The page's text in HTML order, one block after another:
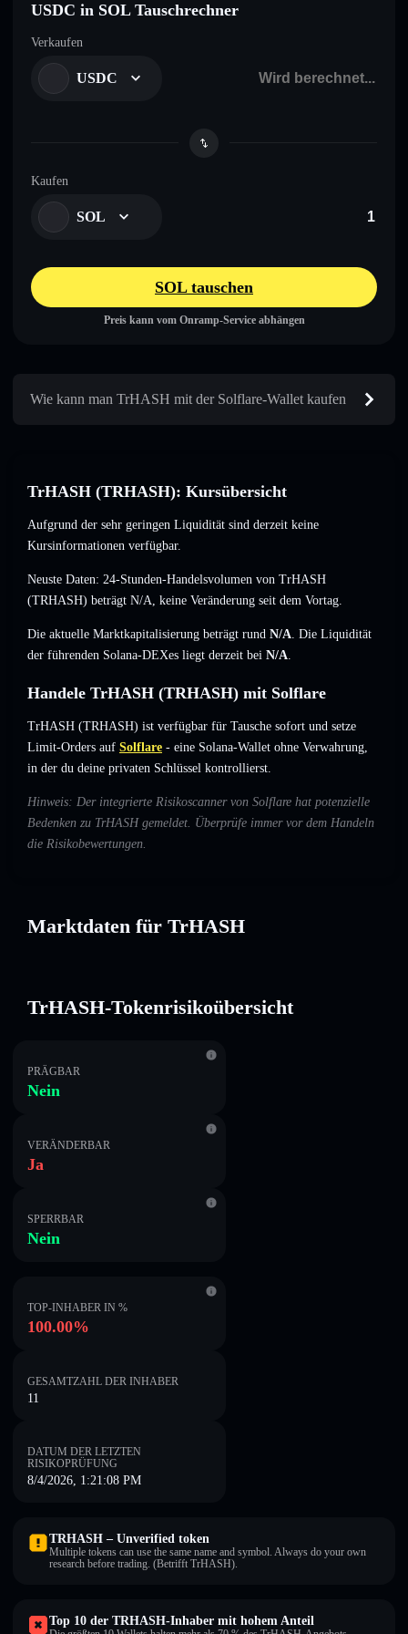
USDC in SOL Tauschrechner
Verkaufen
USDC
Kaufen
SOL
SOL tauschen
Preis kann vom Onramp-Service abhängen
Wie kann man TrHASH mit der Solflare-Wallet kaufen
TrHASH (TRHASH): Kursübersicht
Aufgrund der sehr geringen Liquidität sind derzeit keine
Kursinformationen verfügbar.
Neuste Daten: 24-Stunden-Handelsvolumen von TrHASH
(TRHASH) beträgt N/A, keine Veränderung seit dem Vortag.
Die aktuelle Marktkapitalisierung beträgt rund N/A. Die Liquidität
der führenden Solana-DEXes liegt derzeit bei N/A.
Handele TrHASH (TRHASH) mit Solflare
TrHASH (TRHASH) ist verfügbar für Tausche sofort und setze
Limit-Orders auf Solflare - eine Solana-Wallet ohne Verwahrung,
in der du deine privaten Schlüssel kontrollierst.
Hinweis: Der integrierte Risikoscanner von Solflare hat potenzielle
Bedenken zu TrHASH gemeldet. Überprüfe immer vor dem Handeln
die Risikobewertungen.
Marktdaten für TrHASH
TrHASH-Tokenrisikoübersicht
PRÄGBAR
Nein
VERÄNDERBAR
Ja
SPERRBAR
Nein
TOP-INHABER IN %
100.00%
GESAMTZAHL DER INHABER
11
DATUM DER LETZTEN
RISIKOPRÜFUNG
8/4/2026, 1:21:08 PM
TRHASH – Unverified token
Multiple tokens can use the same name and symbol. Always do your own
research before trading. (Betrifft TrHASH).
Top 10 der TRHASH-Inhaber mit hohem Anteil